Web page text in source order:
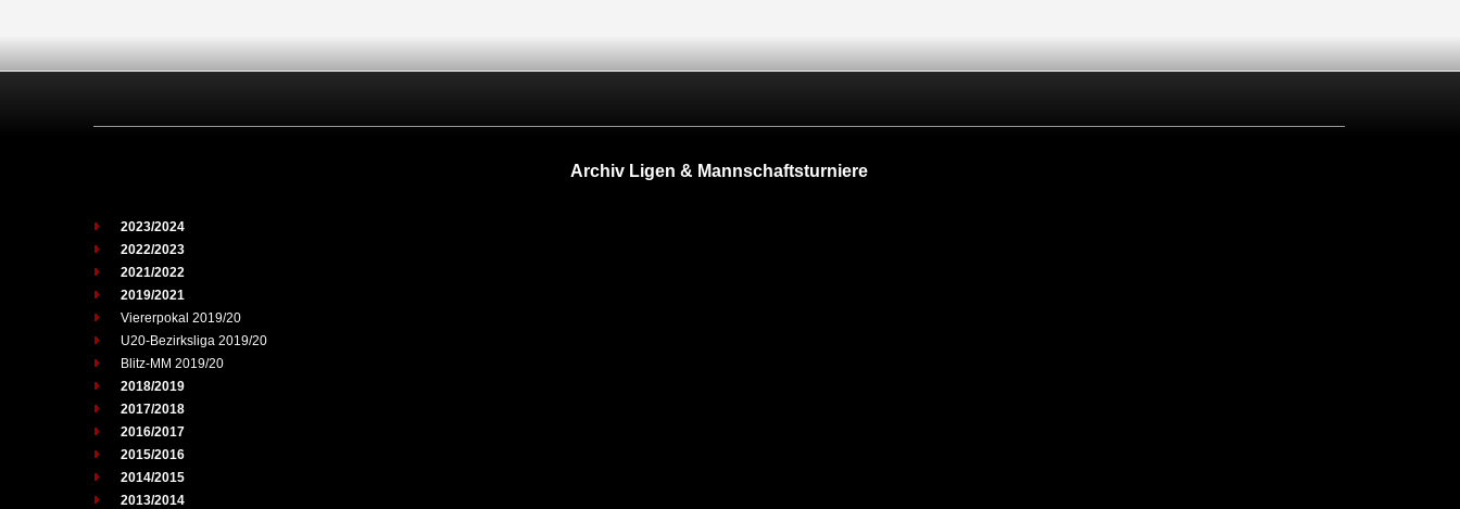
Archiv Ligen & Mannschaftsturniere
2023/2024
2022/2023
2021/2022
2019/2021
Viererpokal 2019/20
U20-Bezirksliga 2019/20
Blitz-MM 2019/20
2018/2019
2017/2018
2016/2017
2015/2016
2014/2015
2013/2014